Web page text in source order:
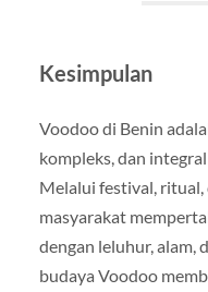
Kesimpulan
Voodoo di Benin
kompleks, dan
Melalui festival, ritual,
masyarakat
dengan leluhur, alam,
budaya Voodoo